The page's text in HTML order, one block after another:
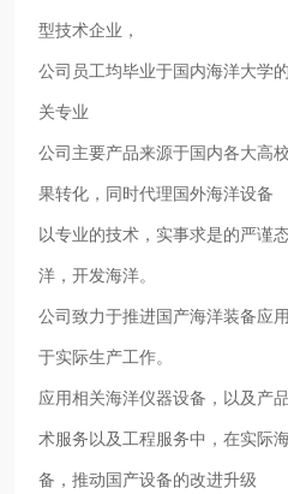
型技术企业，
公司员工均毕业于国内海洋大学
关专业
公司主要产品来源于国内各大高
果转化，同时代理国外海洋设备
以专业的技术，实事求是的严谨
洋，开发海洋。
公司致力于推进国产海洋装备应
于实际生产工作。
应用相关海洋仪器设备，以及产
术服务以及工程服务中，在实际
备，推动国产设备的改进升级